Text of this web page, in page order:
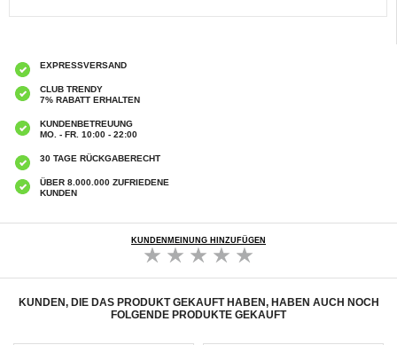
EXPRESSVERSAND
CLUB TRENDY
7% RABATT ERHALTEN
KUNDENBETREUUNG
MO. - FR. 10:00 - 22:00
30 TAGE RÜCKGABERECHT
ÜBER 8.000.000 ZUFRIEDENE
KUNDEN
KUNDENMEINUNG HINZUFÜGEN
KUNDEN, DIE DAS PRODUKT GEKAUFT HABEN, HABEN AUCH NOCH
FOLGENDE PRODUKTE GEKAUFT